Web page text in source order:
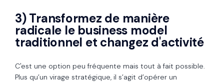
3) Transformez de manière
radicale le business model
traditionnel et changez d'activité
C'est une option peu fréquente mais tout à fait possible.
Plus qu’un virage stratégique, il s’agit d’opérer un